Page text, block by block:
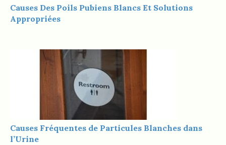
Causes Des Poils Pubiens Blancs Et Solutions
Appropriées
Causes Fréquentes de Particules Blanches dans
l’Urine